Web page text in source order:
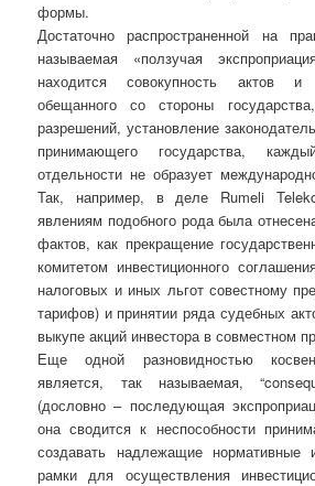
формы.
Достаточно распространенной на
называемая «ползучая
находится совокупность актов
обещанного со стороны
разрешений, установление
принимающего государства,
отдельности не образует
Так, например, в деле Rumeli
явлениям подобного рода была
фактов, как прекращение
комитетом инвестиционного
налоговых и иных льгот совестному
тарифов) и принятии ряда судебных
выкупе акций инвестора в совместном
Еще одной разновидностью
является, так называемая,
(дословно – последующая
она сводится к неспособности
создавать надлежащие нормативные
рамки для осуществления